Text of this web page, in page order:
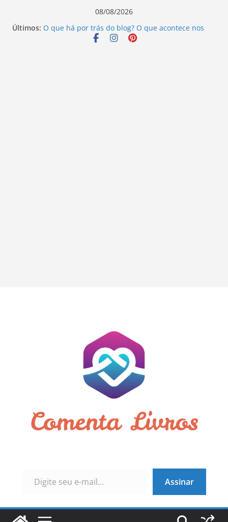
08/08/2026
Últimos: O que há por trás do blog? O que acontece nos
Assinar